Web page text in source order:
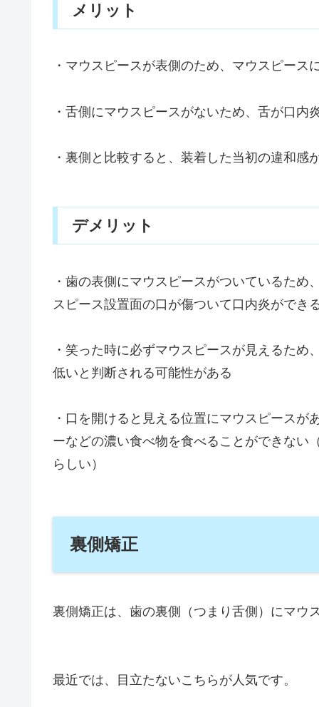
メリット
・マウスピースが表側のため、マウスピース
・舌側にマウスピースがないため、舌が口内
・裏側と比較すると、装着した当初の違和感
デメリット
・歯の表側にマウスピースがついているた
スピース設置面の口が傷ついて口内炎ができ
・笑った時に必ずマウスピースが見えるた
低いと判断される可能性がある
・口を開けると見える位置にマウスピース
ーなどの濃い食べ物を食べることができない
らしい）
裏側矯正
裏側矯正は、歯の裏側（つまり舌側）にマウ
最近では、目立たないこちらが人気です。